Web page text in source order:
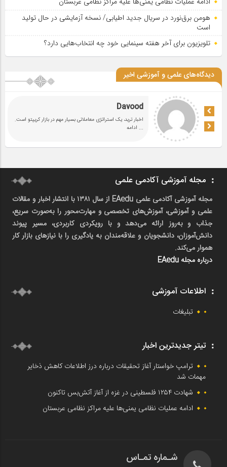
هومن برق‌نورد در سریال جدید اطیابی/ نسخه آزمایشی در حال تولید
است
تلویزیون برای آخر هفته سینمایی خود چه انتخاب‌هایی دارد؟
دیدگاه‌های علمی و آموزشی اخیر
Davood
اخبار ترید، یک استراتژی معاملاتی بسیار مهم در بازار کریپتو است.
... ادامه
مجله آموزشی آکادمی علمی
مجله آموزشی آکادمی علمی EAedu از سال ۱۳۸۱ با انتشار اخبار و مقالات
علمی و آموزشی، آموزش‌های تخصصی و مهارت‌محور را به‌صورت سریع،
جذاب و به‌روز ارائه می‌دهد و با رویکردی کاربردی، مسیر پیوند
دانش‌آموزان، دانشجویان و علاقه‌مندان به یادگیری را با نیازهای بازار کار
هموار می‌کند.
درباره مجله EAedu
اطلاعات آموزشی
تبلیغات
تیتر جدیدترین اخبار
ترامپ خواستار آغاز تحقیقات درباره درز اطلاعات کاهش ذخایر
مهمات شد
شهادت ۱۲۵۴ فلسطینی در غزه از آغاز آتش‌بس تاکنون
ادامه عملیات نظامی یمنی‌ها علیه مراکز نظامی عربستان
شـماره تمـاس